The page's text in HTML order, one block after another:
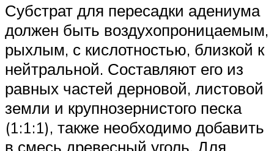
Субстрат для пересадки адениума
должен быть воздухопроницаемым,
рыхлым, с кислотностью, близкой к
нейтральной. Составляют его из
равных частей дерновой, листовой
земли и крупнозернистого песка
(1:1:1), также необходимо добавить
в смесь древесный уголь. Для